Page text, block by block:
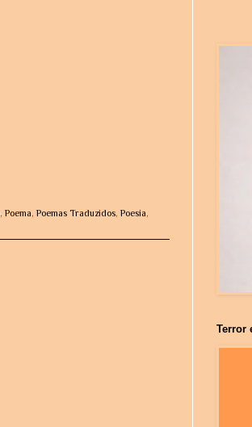
, Poema, Poemas Traduzidos, Poesia,
Terror